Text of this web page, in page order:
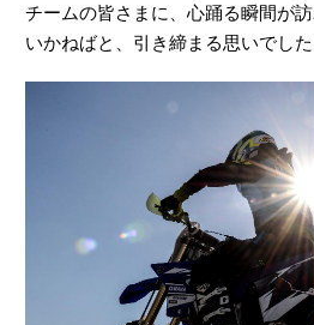
チームの皆さまに、心踊る瞬間が
いかねばと、引き締まる思いでした